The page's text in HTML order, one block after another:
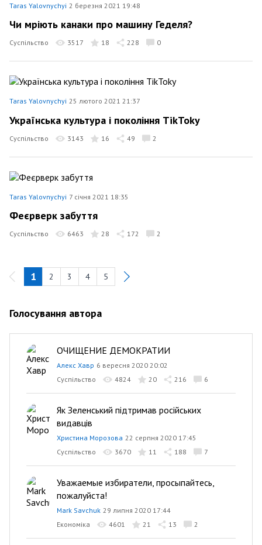
Taras Yalovnychyi 2 березня 2021 19:48
Чи мріють канаки про машину Геделя?
Суспільство 3517 18 228 0
Taras Yalovnychyi 25 лютого 2021 21:37
Українська культура і покоління TikTokу
Суспільство 3143 16 49 2
Taras Yalovnychyi 7 січня 2021 18:35
Феєрверк забуття
Суспільство 6463 28 172 2
1 2 3 4 5
Голосування автора
ОЧИЩЕНИЕ ДЕМОКРАТИИ
Алекс Хавр 6 вересня 2020 20:02
Суспільство
4824 20 216 6
Як Зеленський підтримав російських
видавців
Христина Морозова 22 серпня 2020 17:45
Суспільство
3670 11 188 7
Уважаемые избиратели, просыпайтесь,
пожалуйста!
Mark Savchuk 29 липня 2020 17:44
Економіка
4601 21 13 2